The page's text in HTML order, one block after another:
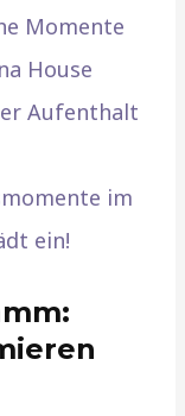
Momente
House
Aufenthalt
im
ein!